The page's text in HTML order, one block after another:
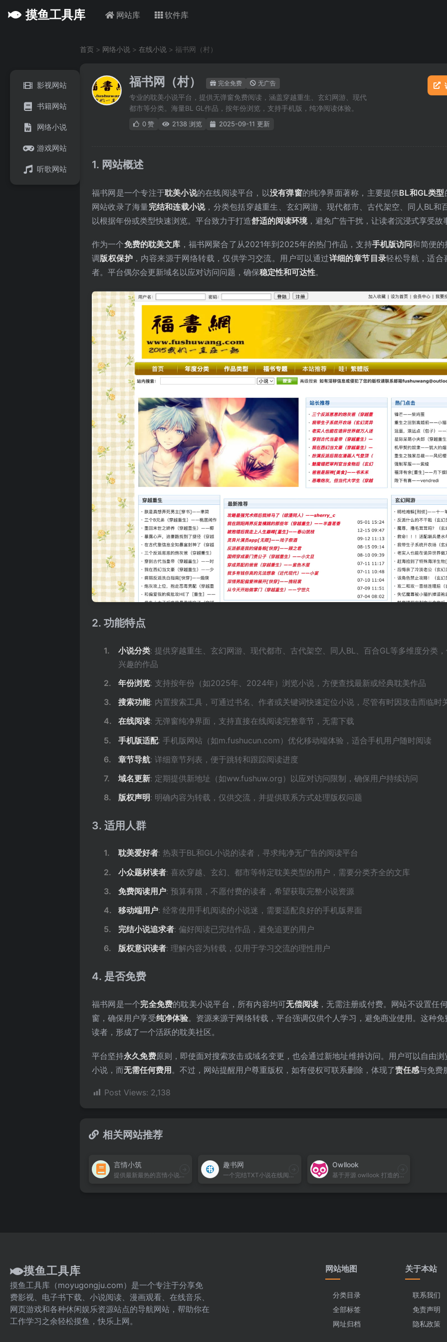
摸鱼工具库 网站库 软件库
影视网站
书籍网站
网络小说
游戏网站
听歌网站
首页 > 网络小说 > 在线小说 > 福书网（村）
福书网（村） 完全免费 无广告
专业的耽美小说平台，提供无弹窗免费阅读，涵盖穿越重生、玄幻网游、现代
都市等分类。海量BL GL作品，按年份浏览，支持手机版，纯净阅读体验。
0赞 2138 浏览 2025-09-11 更新
1. 网站概述
福书网是一个专注于耽美小说的在线阅读平台，以没有弹窗的纯净界面著称，主要提供BL和GL类型
网站收录了海量完结和连载小说，分类包括穿越重生、玄幻网游、现代都市、古代架空、同人BL和
以根据年份或类型快速浏览。平台致力于打造舒适的阅读环境，避免广告干扰，让读者沉浸式享受故
作为一个免费的耽美文库 ，福书网聚合了从2021年到2025年的热门作品，支持手机版访问和简便的
调版权保护 ，内容来源于网络转载，仅供学习交流。用户可以通过详细的章节目录轻松导航，适合
者。平台偶尔会更新域名以应对访问问题，确保稳定性和可达性。
2. 功能特点
小说分类: 提供穿越重生、玄幻网游、现代都市、古代架空、同人BL、百合GL等多维度分类
兴趣的作品
年份浏览: 支持按年份（如2025年、2024年）浏览小说，方便查找最新或经典耽美作品
搜索功能: 内置搜索工具，可通过书名、作者或关键词快速定位小说，尽管有时因攻击而临时
在线阅读: 无弹窗纯净界面，支持直接在线阅读完整章节，无需下载
手机版适配: 手机版网站（如m.fushucun.com）优化移动端体验，适合手机用户随时阅读
章节导航: 详细章节列表，便于跳转和跟踪阅读进度
域名更新: 定期提供新地址（如ww.fushuw.org）以应对访问限制，确保用户持续访问
版权声明: 明确内容为转载，仅供交流，并提供联系方式处理版权问题
3. 适用人群
耽美爱好者: 热衷于BL和GL小说的读者，寻求纯净无广告的阅读平台
小众题材读者: 喜欢穿越、玄幻、都市等特定耽美类型的用户，需要分类齐全的文库
免费阅读用户: 预算有限，不愿付费的读者，希望获取完整小说资源
移动端用户: 经常使用手机阅读的小说迷，需要适配良好的手机版界面
完结小说追求者: 偏好阅读已完结作品，避免追更的用户
版权意识读者: 理解内容为转载，仅用于学习交流的理性用户
4. 是否免费
福书网是一个完全免费的耽美小说平台，所有内容均可无偿阅读 ，无需注册或付费。网站不设置任
窗，确保用户享受纯净体验。资源来源于网络转载，平台强调仅供个人学习，避免商业使用。这种
读者，形成了一个活跃的耽美社区。
平台坚持永久免费原则，即使面对搜索攻击或域名变更，也会通过新地址维持访问。用户可以自由
小说，而无需任何费用。不过，网站提醒用户尊重版权，如有侵权可联系删除，体现了责任感与免费
Post Views: 2,138
相关网站推荐
言情小筑
提供最新最热的言情小说免费在线阅读和TXT下载，涵盖现代古风玄幻等类型，海量作者作品，最新更新列表，无广告纯净体验，是言情爱好者的首选平台。
趣书网
一个完结TXT小说在线阅读站，设有男生、女生、纯爱耽美三大频道，支持最近更新、热门排行与书荒随便看
Owllook
基于开源 owllook 打造的网络小说搜索与阅读站，聚合多源结果，统一解析排版，支持书架、书签、追更与榜单导航，移动端友好，帮助你更快找到并流畅阅读目标小说。
摸鱼工具库
摸鱼工具库（moyugongju.com）是一个专注于分享免
费影视、电子书下载、小说阅读、漫画观看、在线音乐、
网页游戏和各种休闲娱乐资源站点的导航网站，帮助你在
工作学习之余轻松摸鱼，快乐上网。
网站地图
分类目录
全部标签
网址归档
关于本站
联系我们
免责声明
隐私政策